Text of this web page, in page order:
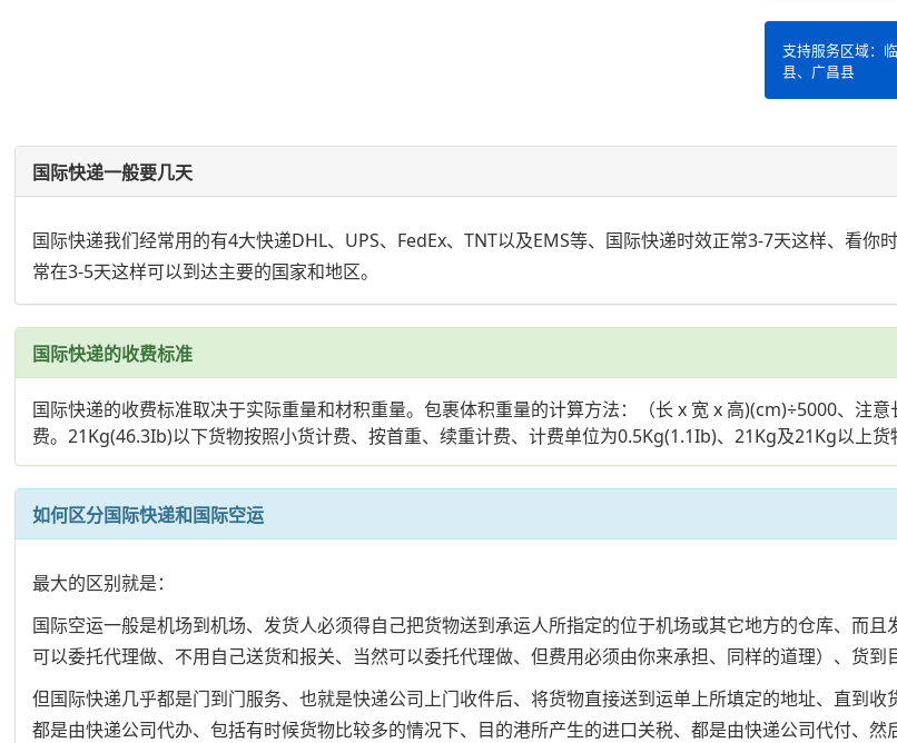
支持服务区域：
县、广昌县
国际快递一般要几天
国际快递我们经常用的有4大快递DHL、UPS、FedEx、TNT以及EMS等、国际快递时效正常3-7天这样、看
常在3-5天这样可以到达主要的国家和地区。
国际快递的收费标准
国际快递的收费标准取决于实际重量和材积重量。包裹体积重量的计算方法：（长 x 宽 x 高)(cm)÷5000、注
费。21Kg(46.3Ib)以下货物按照小货计费、按首重、续重计费、计费单位为0.5Kg(1.1Ib)、21Kg及21Kg以上货
如何区分国际快递和国际空运
最大的区别就是：
国际空运一般是机场到机场、发货人必须得自己把货物送到承运人所指定的位于机场或其它地方的仓库、而
可以委托代理做、不用自己送货和报关、当然可以委托代理做、但费用必须由你来承担、同样的道理）、货到
但国际快递几乎都是门到门服务、也就是快递公司上门收件后、将货物直接送到运单上所填定的地址、直到
都是由快递公司代办、包括有时候货物比较多的情况下、目的港所产生的进口关税、都是由快递公司代付、然